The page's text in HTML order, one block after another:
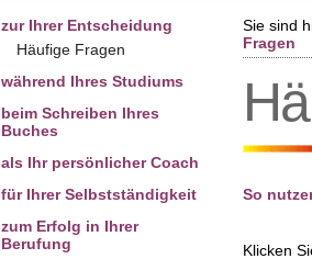
zur Ihrer Entscheidung
Häufige Fragen
während Ihres Studiums
beim Schreiben Ihres
Buches
als Ihr persönlicher Coach
für Ihrer Selbstständigkeit
zum Erfolg in Ihrer
Berufung
Sie sind
Fragen
So
Klicken